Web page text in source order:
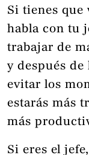
Si tienes que
habla con tu
trabajar de
y después de
evitar los
estarás más
más
Si eres el